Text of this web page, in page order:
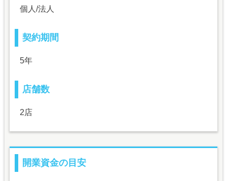
個人/法人
契約期間
5年
店舗数
2店
開業資金の目安